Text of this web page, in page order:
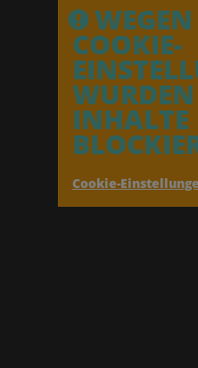
COOKIE-
INHALTE
Cookie-